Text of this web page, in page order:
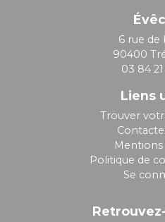
6 rue de
90400
03 84
Liens
Trouver
Mentions
Politique de
Se